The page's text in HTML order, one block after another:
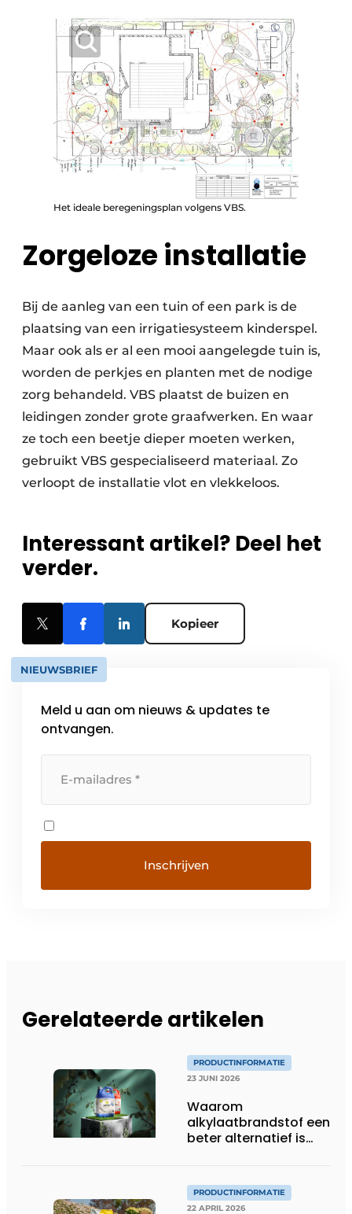
Het ideale beregeningsplan volgens VBS.
Zorgeloze installatie
Bij de aanleg van een tuin of een park is de
plaatsing van een irrigatiesysteem kinderspel.
Maar ook als er al een mooi aangelegde tuin is,
worden de perkjes en planten met de nodige
zorg behandeld. VBS plaatst de buizen en
leidingen zonder grote graafwerken. En waar
ze toch een beetje dieper moeten werken,
gebruikt VBS gespecialiseerd materiaal. Zo
verloopt de installatie vlot en vlekkeloos.
Interessant artikel? Deel het
verder.
Kopieer
NIEUWSBRIEF
Meld u aan om nieuws & updates te
ontvangen.
Gerelateerde artikelen
PRODUCTINFORMATIE
23 JUNI 2026
Waarom
alkylaatbrandstof een
beter alternatief is
PRODUCTINFORMATIE
22 APRIL 2026